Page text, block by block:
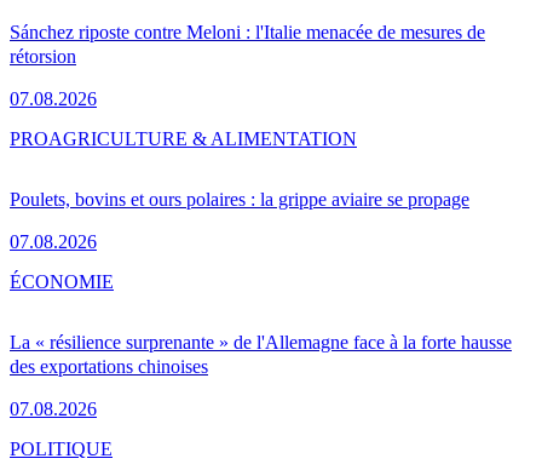
Sánchez riposte contre Meloni : l'Italie menacée de mesures de
rétorsion
07.08.2026
Poulets, bovins et ours polaires : la grippe aviaire se propage
07.08.2026
PROAGRICULTURE & ALIMENTATION
La « résilience surprenante » de l'Allemagne face à la forte hausse
des exportations chinoises
07.08.2026
ÉCONOMIE
POLITIQUE